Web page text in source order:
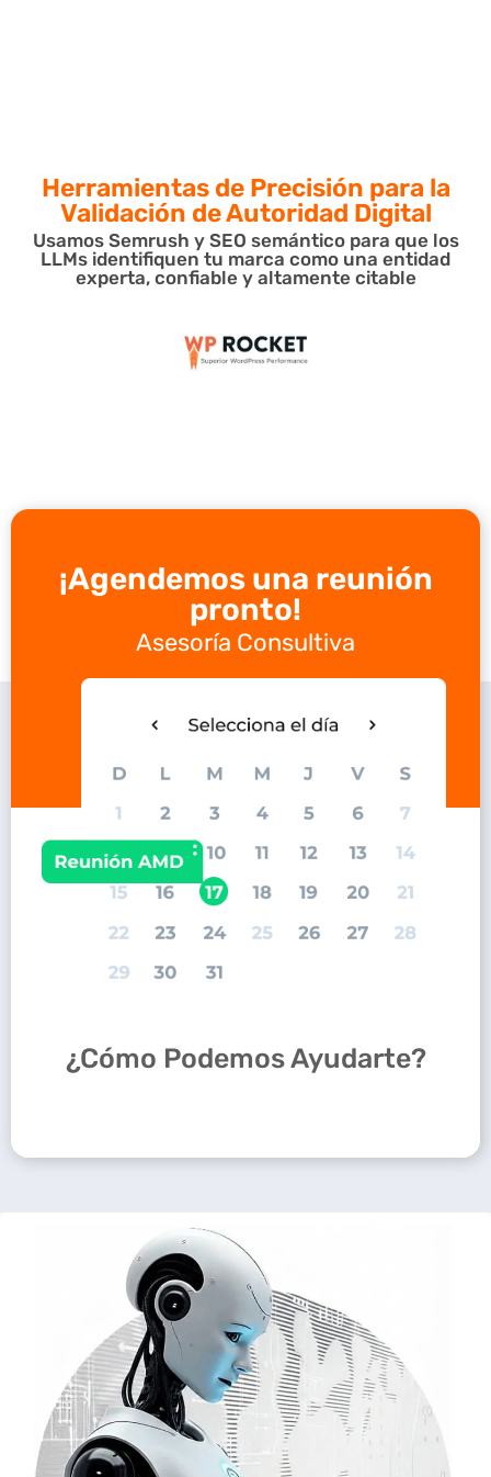
Herramientas de Precisión para la
Validación de Autoridad Digital
Usamos Semrush y SEO semántico para que los
LLMs identifiquen tu marca como una entidad
experta, confiable y altamente citable
¡Agendemos una reunión
pronto!
Asesoría Consultiva
¿Cómo Podemos Ayudarte?